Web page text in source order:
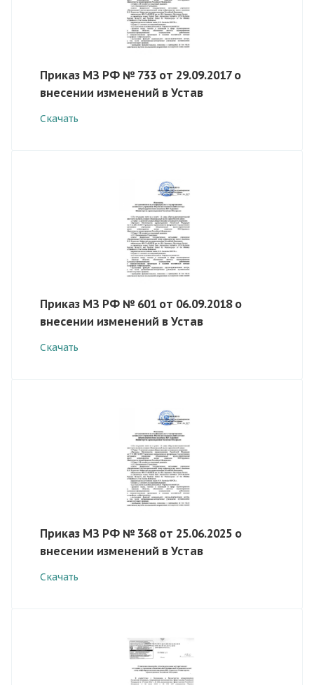
Приказ МЗ РФ № 733 от 29.09.2017 о
внесении изменений в Устав
Скачать
Приказ МЗ РФ № 601 от 06.09.2018 о
внесении изменений в Устав
Скачать
Приказ МЗ РФ № 368 от 25.06.2025 о
внесении изменений в Устав
Скачать